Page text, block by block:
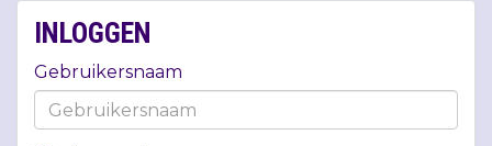
INLOGGEN
Gebruikersnaam